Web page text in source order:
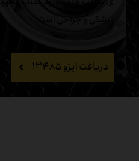
دریافت ایزو ۱۳۴۸۵